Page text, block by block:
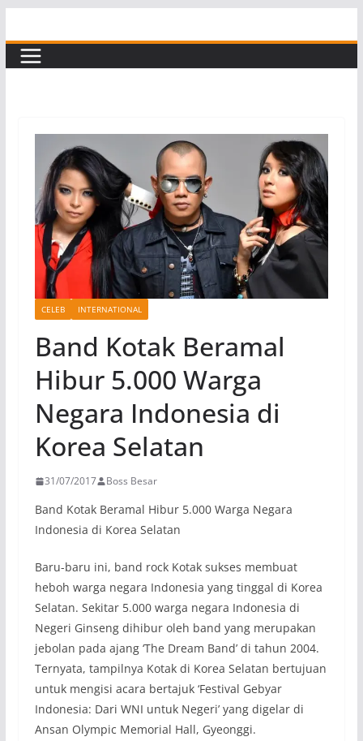
to
content
CELEB INTERNATIONAL
Band Kotak Beramal
Hibur 5.000 Warga
Negara Indonesia di
Korea Selatan
31/07/2017 Boss Besar
Band Kotak Beramal Hibur 5.000 Warga Negara
Indonesia di Korea Selatan
Baru-baru ini, band rock Kotak sukses membuat
heboh warga negara Indonesia yang tinggal di Korea
Selatan. Sekitar 5.000 warga negara Indonesia di
Negeri Ginseng dihibur oleh band yang merupakan
jebolan pada ajang ‘The Dream Band’ di tahun 2004.
Ternyata, tampilnya Kotak di Korea Selatan bertujuan
untuk mengisi acara bertajuk ‘Festival Gebyar
Indonesia: Dari WNI untuk Negeri’ yang digelar di
Ansan Olympic Memorial Hall, Gyeonggi.